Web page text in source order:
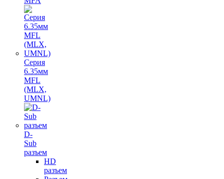
Серия
6.35мм
MFL
(MLX,
UMNL)
D-
Sub
разъем
HD
разъем